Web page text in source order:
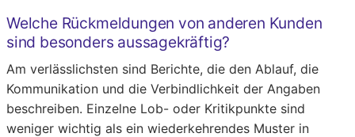
Welche Rückmeldungen von anderen Kunden
sind besonders aussagekräftig?
Am verlässlichsten sind Berichte, die den Ablauf, die
Kommunikation und die Verbindlichkeit der Angaben
beschreiben. Einzelne Lob- oder Kritikpunkte sind
weniger wichtig als ein wiederkehrendes Muster in